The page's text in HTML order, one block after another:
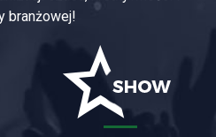
branżowej!